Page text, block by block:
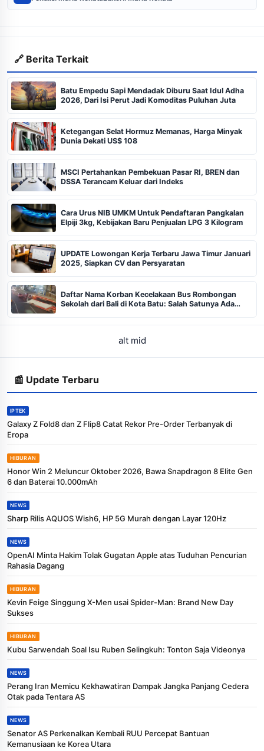
🔗 Berita Terkait
Batu Empedu Sapi Mendadak Diburu Saat Idul Adha
2026, Dari Isi Perut Jadi Komoditas Puluhan Juta
Ketegangan Selat Hormuz Memanas, Harga Minyak
Dunia Dekati US$ 108
MSCI Pertahankan Pembekuan Pasar RI, BREN dan
DSSA Terancam Keluar dari Indeks
Cara Urus NIB UMKM Untuk Pendaftaran Pangkalan
Elpiji 3kg, Kebijakan Baru Penjualan LPG 3 Kilogram
UPDATE Lowongan Kerja Terbaru Jawa Timur Januari
2025, Siapkan CV dan Persyaratan
Daftar Nama Korban Kecelakaan Bus Rombongan
Sekolah dari Bali di Kota Batu: Salah Satunya Ada
alt mid
📰 Update Terbaru
IPTEK
Galaxy Z Fold8 dan Z Flip8 Catat Rekor Pre-Order Terbanyak di
Eropa
HIBURAN
Honor Win 2 Meluncur Oktober 2026, Bawa Snapdragon 8 Elite Gen
6 dan Baterai 10.000mAh
NEWS
Sharp Rilis AQUOS Wish6, HP 5G Murah dengan Layar 120Hz
NEWS
OpenAI Minta Hakim Tolak Gugatan Apple atas Tuduhan Pencurian
Rahasia Dagang
HIBURAN
Kevin Feige Singgung X-Men usai Spider-Man: Brand New Day
Sukses
HIBURAN
Kubu Sarwendah Soal Isu Ruben Selingkuh: Tonton Saja Videonya
NEWS
Perang Iran Memicu Kekhawatiran Dampak Jangka Panjang Cedera
Otak pada Tentara AS
NEWS
Senator AS Perkenalkan Kembali RUU Percepat Bantuan
Kemanusiaan ke Korea Utara